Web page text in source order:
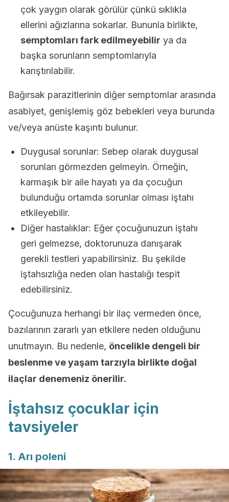
çok yaygın olarak görülür çünkü sıklıkla
ellerini ağızlarına sokarlar. Bununla birlikte,
semptomları fark edilmeyebilir ya da
başka sorunların semptomlarıyla
karıştırılabilir.
Bağırsak parazitlerinin diğer semptomlar arasında
asabiyet, genişlemiş göz bebekleri veya burunda
ve/veya anüste kaşıntı bulunur.
Duygusal sorunlar: Sebep olarak duygusal
sorunları görmezden gelmeyin. Örneğin,
karmaşık bir aile hayatı ya da çocuğun
bulunduğu ortamda sorunlar olması iştahı
etkileyebilir.
Diğer hastalıklar: Eğer çocuğunuzun iştahı
geri gelmezse, doktorunuza danışarak
gerekli testleri yapabilirsiniz. Bu şekilde
iştahsızlığa neden olan hastalığı tespit
edebilirsiniz.
Çocuğunuza herhangi bir ilaç vermeden önce,
bazılarının zararlı yan etkilere neden olduğunu
unutmayın. Bu nedenle, öncelikle dengeli bir
beslenme ve yaşam tarzıyla birlikte doğal
ilaçlar denemeniz önerilir.
İştahsız çocuklar için
tavsiyeler
1. Arı poleni